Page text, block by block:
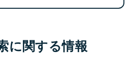
に関する情報